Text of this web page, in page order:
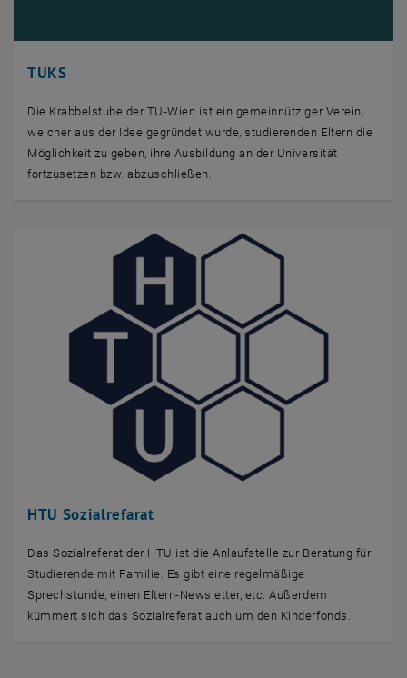
TUKS
Die Krabbelstube der TU-Wien ist ein gemeinnütziger Verein,
welcher aus der Idee gegründet wurde, studierenden Eltern die
Möglichkeit zu geben, ihre Ausbildung an der Universität
fortzusetzen bzw. abzuschließen.
HTU Sozialrefarat
Das Sozialreferat der HTU ist die Anlaufstelle zur Beratung für
Studierende mit Familie. Es gibt eine regelmäßige
Sprechstunde, einen Eltern-Newsletter, etc. Außerdem
kümmert sich das Sozialreferat auch um den Kinderfonds.